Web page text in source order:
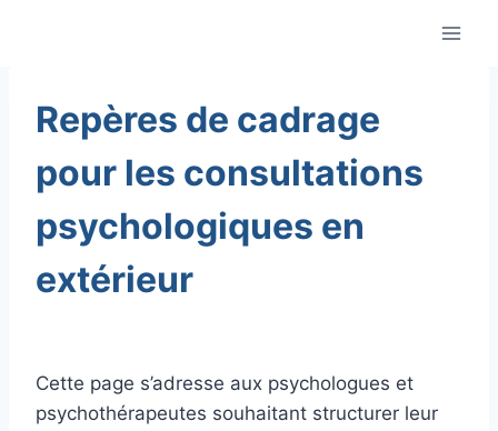
Repères de cadrage
pour les consultations
psychologiques en
extérieur
Cette page s’adresse aux psychologues et
psychothérapeutes souhaitant structurer leur